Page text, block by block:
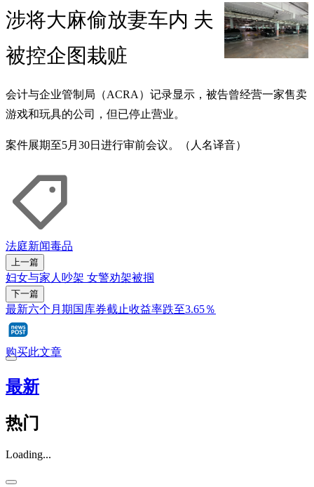
涉将大麻偷放妻车内 夫
被控企图栽赃
会计与企业管制局（ACRA）记录显示，被告曾经营一家售卖
游戏和玩具的公司，但已停止营业。
案件展期至5月30日进行审前会议。（人名译音）
法庭新闻毒品
上一篇
妇女与家人吵架 女警劝架被掴
下一篇
最新六个月期国库券截止收益率跌至3.65％
购买此文章
最新
热门
Loading...